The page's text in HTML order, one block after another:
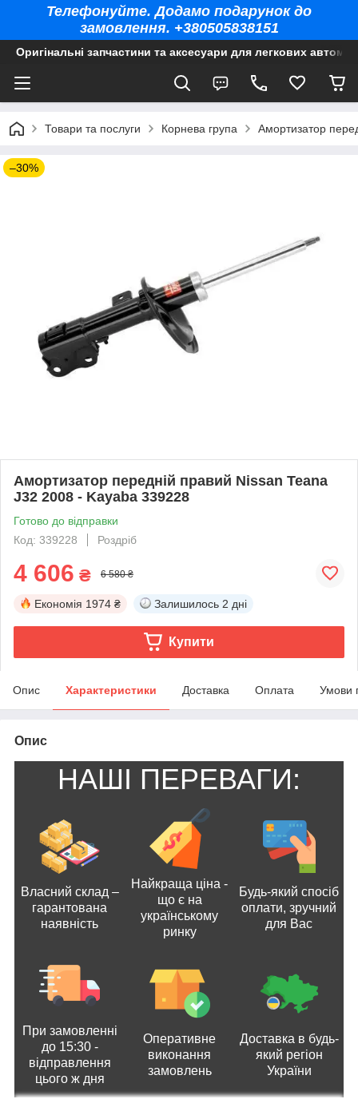
Телефонуйте. Додамо подарунок до
замовлення. +380505838151
Оригінальні запчастини та аксесуари для легкових
Товари та послуги Корнева група Амортизатор
–30%
Амортизатор передній правий Nissan Teana
J32 2008 - Kayaba 339228
Готово до відправки
Код: 339228
Роздріб
4 606 ₴ 6 580 ₴
Економія 1974 ₴ Залишилось 2 дні
Купити
Опис Характеристики Доставка Оплата Умови
Опис
НАШІ ПЕРЕВАГИ:
Власний склад –
гарантована
наявність
Найкраща ціна -
що є на
українському
ринку
Будь-який спосіб
оплати, зручний
для Вас
При замовленні
до 15:30 -
відправлення
цього ж дня
Оперативне
виконання
замовлень
Доставка в будь-
який регіон
України